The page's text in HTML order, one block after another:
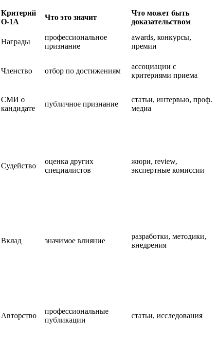
Критерий
O-1A
Что это значит
Что может быть
доказательством
Награды
профессиональное
признание
awards, конкурсы,
премии
Членство отбор по достижениям
ассоциации с
критериями приема
СМИ о
кандидате
публичное признание
статьи, интервью, проф.
медиа
Судейство
оценка других
специалистов
жюри, review,
экспертные комиссии
Вклад значимое влияние
разработки, методики,
внедрения
Авторство
профессиональные
публикации
статьи, исследования